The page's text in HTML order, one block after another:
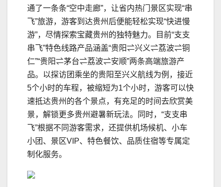
通了一条条“空中走廊”，让省内热门景区实现“串
飞”旅游，游客到达贵州后便能轻松实现“快进慢
游”，尽情探索宝藏贵州的独特魅力。目前“支支
串飞”特色线路产品涵盖“贵阳⇌兴义⇌荔波⇌铜
仁”“贵阳⇌茅台⇌荔波⇌安顺”两条高端旅游产
品。以探访团乘坐的贵阳至兴义航线为例，接近
5个小时的车程，被缩短为1个小时，游客可以快
速抵达贵州的各个景点，有充足的时间去欣赏美
景，解锁更多贵州避暑新玩法。同时，“支支串
飞”根据不同游客需求，还提供机场候机、小车
小团、景区VIP、特色餐饮、品质住宿等专属定
制化服务。